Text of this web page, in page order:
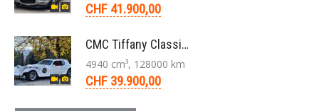
CHF 41.900,00
CMC Tiffany Classic Coupé Neoklassiker 5.0 V8 1991
4940 cm³, 128000 km
CHF 39.900,00